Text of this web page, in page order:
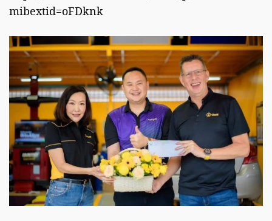
mibextid=oFDknk